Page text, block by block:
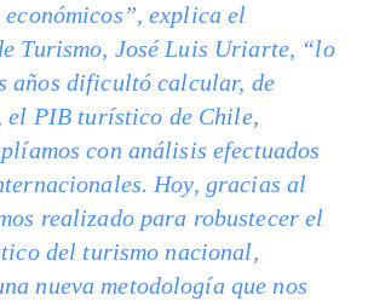
explica el
Turismo, José Luis Uriarte, “lo
años dificultó calcular, de
el PIB turístico de Chile,
con análisis efectuados
Hoy, gracias al
realizado para robustecer el
del turismo nacional,
nueva metodología que nos